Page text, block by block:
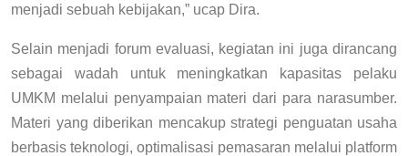
menjadi sebuah kebijakan,” ucap Dira.
Selain menjadi forum evaluasi, kegiatan ini juga dirancang
sebagai wadah untuk meningkatkan kapasitas pelaku
UMKM melalui penyampaian materi dari para narasumber.
Materi yang diberikan mencakup strategi penguatan usaha
berbasis teknologi, optimalisasi pemasaran melalui platform